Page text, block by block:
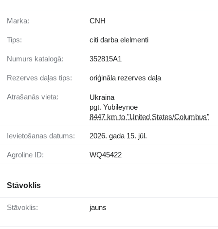
Marka: CNH
Tips: citi darba elelmenti
Numurs katalogā: 352815A1
Rezerves daļas tips: oriģināla rezerves daļa
Atrašanās vieta:
Ukraina
pgt. Yubileynoe
8447 km to "United States/Columbus"
Ievietošanas datums: 2026. gada 15. jūl.
Agroline ID: WQ45422
Stāvoklis
Stāvoklis: jauns